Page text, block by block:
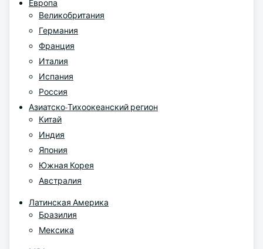
Европа
Великобритания
Германия
Франция
Италия
Испания
Россия
Азиатско-Тихоокеанский регион
Китай
Индия
Япония
Южная Корея
Австралия
Латинская Америка
Бразилия
Мексика